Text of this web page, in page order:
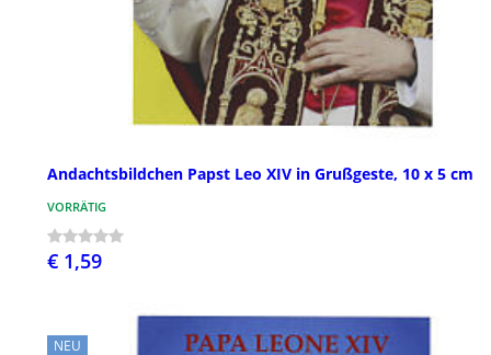
Andachtsbildchen Papst Leo XIV in Grußgeste, 10 x 5 cm
VORRÄTIG
€ 1,59
NEU